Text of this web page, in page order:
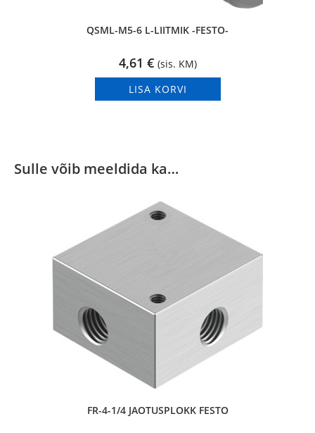
QSML-M5-6 L-LIITMIK -FESTO-
4,61 € (sis. KM)
LISA KORVI
Sulle võib meeldida ka…
FR-4-1/4 JAOTUSPLOKK FESTO